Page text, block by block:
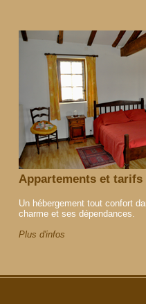
Appartements et tarifs
Un hébergement tout confort
charme et ses dépendances.
Plus d'infos